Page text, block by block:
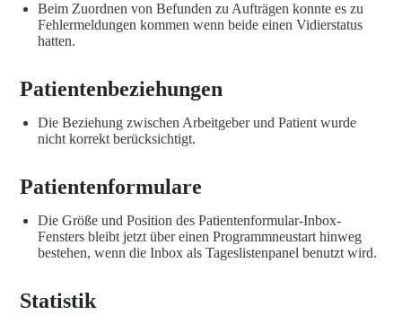
Beim Zuordnen von Befunden zu Aufträgen konnte es zu
Fehlermeldungen kommen wenn beide einen Vidierstatus
hatten.
Patientenbeziehungen
Die Beziehung zwischen Arbeitgeber und Patient wurde
nicht korrekt berücksichtigt.
Patientenformulare
Die Größe und Position des Patientenformular-Inbox-
Fensters bleibt jetzt über einen Programmneustart hinweg
bestehen, wenn die Inbox als Tageslistenpanel benutzt wird.
Statistik